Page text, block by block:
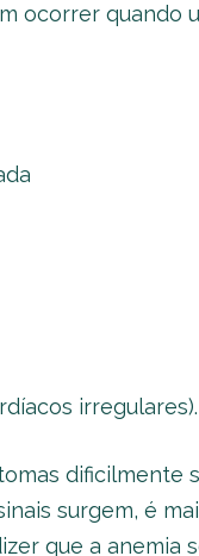
ocorrer quando
irregulares).
dificilmente
surgem, é
que a anemia